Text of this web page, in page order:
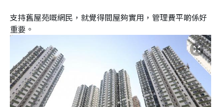
支持舊屋苑嘅網民，就覺得間屋夠實用，管理費平啲係好
重要。